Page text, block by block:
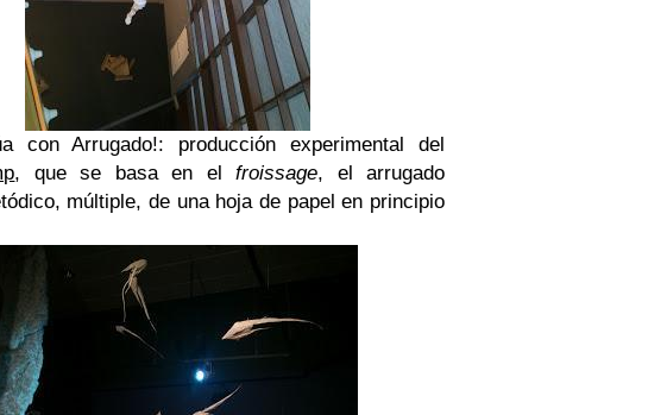
con Arrugado!: producción experimental del
, que se basa en elfroissage, el arrugado
múltiple, de una hoja de papel en principio